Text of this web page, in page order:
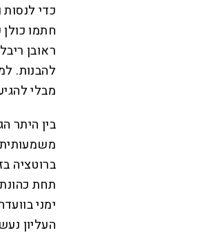
כדי
חתמו
ראובן
להבנות.
מבלי
בין היתר
ברוטציה
תחת
ימני
העליון